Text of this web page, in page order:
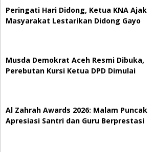
Peringati Hari Didong, Ketua KNA Ajak
Masyarakat Lestarikan Didong Gayo
Musda Demokrat Aceh Resmi Dibuka,
Perebutan Kursi Ketua DPD Dimulai
Al Zahrah Awards 2026: Malam Puncak
Apresiasi Santri dan Guru Berprestasi